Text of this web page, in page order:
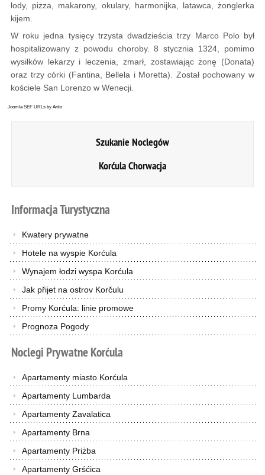
lody, pizza, makarony, okulary, harmonijka, latawca, żonglerka
kijem.
W roku jedna tysięcy trzysta dwadzieścia trzy Marco Polo był
hospitalizowany z powodu choroby. 8 stycznia 1324, pomimo
wysiłków lekarzy i leczenia, zmarł, zostawiając żonę (Donata)
oraz trzy córki (Fantina, Bellela i Moretta). Został pochowany w
kościele San Lorenzo w Wenecji.
Joomla SEF URLs by Artio
Szukanie Noclegów
Korćula Chorwacja
InformacjaTurystyczna
Kwatery prywatne
Hotele na wyspie Korćula
Wynajem łodzi wyspa Korćula
Jak přijet na ostrov Korčulu
Promy Korćula: linie promowe
Prognoza Pogody
Noclegi PrywatneKorćula
Apartamenty miasto Korćula
Apartamenty Lumbarda
Apartamenty Zavalatica
Apartamenty Brna
Apartamenty Priżba
Apartamenty Grśćica